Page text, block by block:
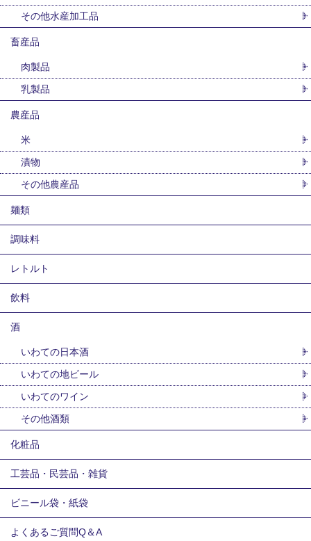
その他水産加工品
畜産品
肉製品
乳製品
農産品
米
漬物
その他農産品
麺類
調味料
レトルト
飲料
酒
いわての日本酒
いわての地ビール
いわてのワイン
その他酒類
化粧品
工芸品・民芸品・雑貨
ビニール袋・紙袋
よくあるご質問Q＆A